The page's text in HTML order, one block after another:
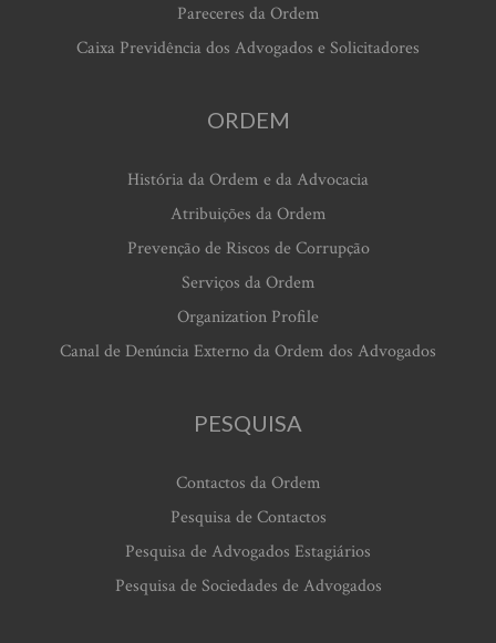
Pareceres da Ordem
Caixa Previdência dos Advogados e Solicitadores
ORDEM
História da Ordem e da Advocacia
Atribuições da Ordem
Prevenção de Riscos de Corrupção
Serviços da Ordem
Organization Profile
Canal de Denúncia Externo da Ordem dos Advogados
PESQUISA
Contactos da Ordem
Pesquisa de Contactos
Pesquisa de Advogados Estagiários
Pesquisa de Sociedades de Advogados